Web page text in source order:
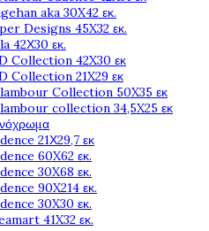
aka 30X42 εκ.
Designs 45X32 εκ.
42Χ30 εκ.
Collection 42X30 εκ
Collection 21X29 εκ
Collection 50X35 εκ
collection 34,5X25 εκ
21Χ29,7 εκ
60X62 εκ.
30X68 εκ.
90X214 εκ.
30X30 εκ.
41X32 εκ.